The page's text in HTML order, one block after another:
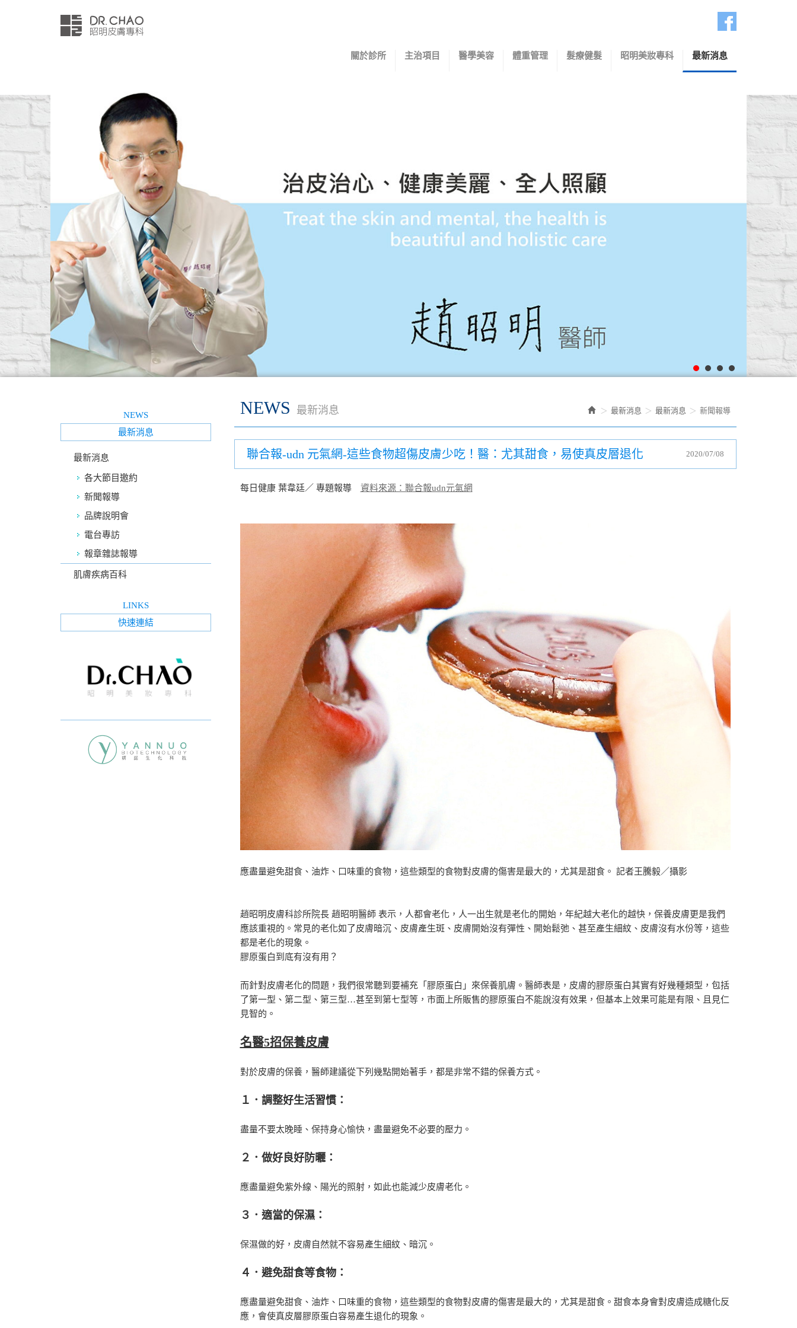
關於診所 主治項目 醫學美容 體重管理 髮療健髮 昭明美妝專科 最新消息
NEWS
最新消息
最新消息
各大節目邀約
新聞報導
品牌說明會
電台專訪
報章雜誌報導
肌膚疾病百科
LINKS
快速連結
最新消息 最新消息 新聞報導
NEWS 最新消息
2020/07/08
聯合報-udn 元氣網-這些食物超傷皮膚少吃！醫：尤其甜食，易使真皮層退化
每日健康 葉韋廷／ 專題報導 資料來源：聯合報udn元氣網
應盡量避免甜食、油炸、口味重的食物，這些類型的食物對皮膚的傷害是最大的，尤其是甜食。 記者王騰毅／攝影
趙昭明皮膚科診所院長 趙昭明醫師 表示，人都會老化，人一出生就是老化的開始，年紀越大老化的越快，保養皮膚更是我們
應該重視的。常見的老化如了皮膚暗沉、皮膚產生斑、皮膚開始沒有彈性、開始鬆弛、甚至產生細紋、皮膚沒有水份等，這些
都是老化的現象。
膠原蛋白到底有沒有用？
而針對皮膚老化的問題，我們很常聽到要補充「膠原蛋白」來保養肌膚。醫師表是，皮膚的膠原蛋白其實有好幾種類型，包括
了第一型、第二型、第三型…甚至到第七型等，市面上所販售的膠原蛋白不能說沒有效果，但基本上效果可能是有限、且見仁
見智的。
名醫5招保養皮膚
對於皮膚的保養，醫師建議從下列幾點開始著手，都是非常不錯的保養方式。
１．調整好生活習慣：
盡量不要太晚睡、保持身心愉快，盡量避免不必要的壓力。
２．做好良好防曬：
應盡量避免紫外線、陽光的照射，如此也能減少皮膚老化。
３．適當的保濕：
保濕做的好，皮膚自然就不容易產生細紋、暗沉。
４．避免甜食等食物：
應盡量避免甜食、油炸、口味重的食物，這些類型的食物對皮膚的傷害是最大的，尤其是甜食。甜食本身會對皮膚造成糖化反
應，會使真皮層膠原蛋白容易產生退化的現象。